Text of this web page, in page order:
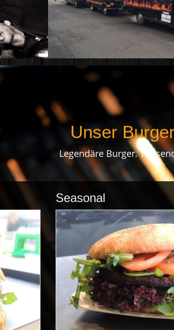
Unser
Legendäre Burger.
Seasonal